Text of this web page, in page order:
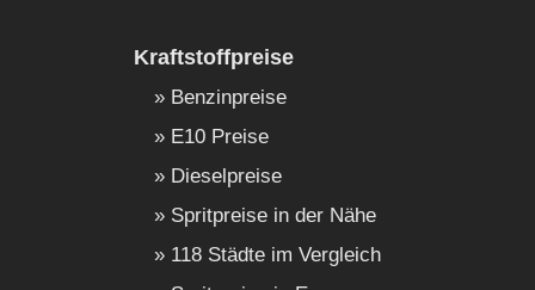
Kraftstoffpreise
Benzinpreise
E10 Preise
Dieselpreise
Spritpreise in der Nähe
118 Städte im Vergleich